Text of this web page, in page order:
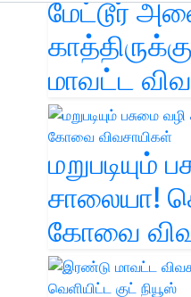
மேட்டூர்
மாவட்ட
மறுபடியும்
சாலையா!
கோவை